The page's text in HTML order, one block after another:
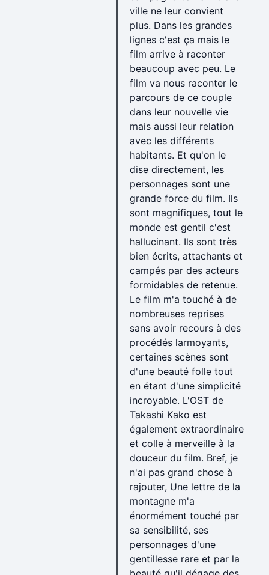
ville ne leur convient
plus. Dans les grandes
lignes c'est ça mais le
film arrive à raconter
beaucoup avec peu. Le
film va nous raconter le
parcours de ce couple
dans leur nouvelle vie
mais aussi leur relation
avec les différents
habitants. Et qu'on le
dise directement, les
personnages sont une
grande force du film. Ils
sont magnifiques, tout le
monde est gentil c'est
hallucinant. Ils sont très
bien écrits, attachants et
campés par des acteurs
formidables de retenue.
Le film m'a touché à de
nombreuses reprises
sans avoir recours à des
procédés larmoyants,
certaines scènes sont
d'une beauté folle tout
en étant d'une simplicité
incroyable. L'OST de
Takashi Kako est
également extraordinaire
et colle à merveille à la
douceur du film. Bref, je
n'ai pas grand chose à
rajouter, Une lettre de la
montagne m'a
énormément touché par
sa sensibilité, ses
personnages d'une
gentillesse rare et par la